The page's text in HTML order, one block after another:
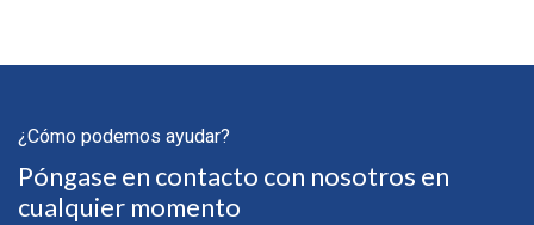
¿Cómo podemos ayudar?
Póngase en contacto con nosotros en
cualquier momento